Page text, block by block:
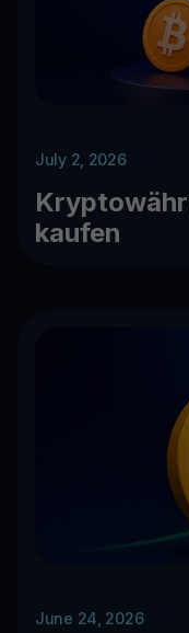
July 2, 2026
kaufen
June 24, 2026